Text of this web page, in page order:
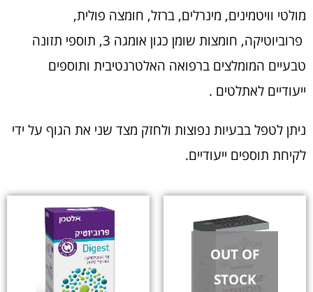
מולטי וויטמינים, מינרלים, ברזל, חומצה פולית,
פרוביוטיקה, חומצות שומן כגון אומגה 3, תוספי תזונה
טבעיים המומלצים ברפואה האלטרנטיבית ותוספים
ייעודיים לאתלטים .
ניתן לטפל בבעיות נפוצות ולחזק מצד שני את הגוף על ידי
לקיחת תוספים ייעודיים.
OUT OF
STOCK